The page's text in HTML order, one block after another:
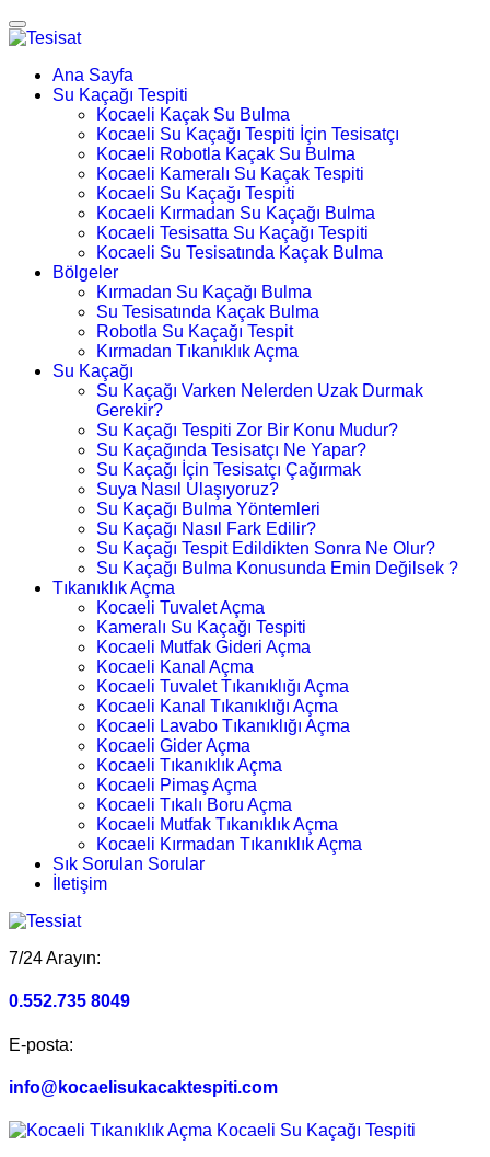
Ana Sayfa
Su Kaçağı Tespiti
Kocaeli Kaçak Su Bulma
Kocaeli Su Kaçağı Tespiti İçin Tesisatçı
Kocaeli Robotla Kaçak Su Bulma
Kocaeli Kameralı Su Kaçak Tespiti
Kocaeli Su Kaçağı Tespiti
Kocaeli Kırmadan Su Kaçağı Bulma
Kocaeli Tesisatta Su Kaçağı Tespiti
Kocaeli Su Tesisatında Kaçak Bulma
Bölgeler
Kırmadan Su Kaçağı Bulma
Su Tesisatında Kaçak Bulma
Robotla Su Kaçağı Tespit
Kırmadan Tıkanıklık Açma
Su Kaçağı
Su Kaçağı Varken Nelerden Uzak Durmak
Gerekir?
Su Kaçağı Tespiti Zor Bir Konu Mudur?
Su Kaçağında Tesisatçı Ne Yapar?
Su Kaçağı İçin Tesisatçı Çağırmak
Suya Nasıl Ulaşıyoruz?
Su Kaçağı Bulma Yöntemleri
Su Kaçağı Nasıl Fark Edilir?
Su Kaçağı Tespit Edildikten Sonra Ne Olur?
Su Kaçağı Bulma Konusunda Emin Değilsek ?
Tıkanıklık Açma
Kocaeli Tuvalet Açma
Kameralı Su Kaçağı Tespiti
Kocaeli Mutfak Gideri Açma
Kocaeli Kanal Açma
Kocaeli Tuvalet Tıkanıklığı Açma
Kocaeli Kanal Tıkanıklığı Açma
Kocaeli Lavabo Tıkanıklığı Açma
Kocaeli Gider Açma
Kocaeli Tıkanıklık Açma
Kocaeli Pimaş Açma
Kocaeli Tıkalı Boru Açma
Kocaeli Mutfak Tıkanıklık Açma
Kocaeli Kırmadan Tıkanıklık Açma
Sık Sorulan Sorular
İletişim
7/24 Arayın:
0.552.735 8049
E-posta:
info@kocaelisukacaktespiti.com